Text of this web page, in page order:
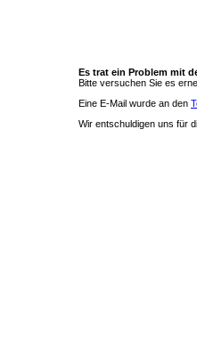
Es trat ein Problem mit
Bitte versuchen Sie es
Eine E-Mail wurde an den
Wir entschuldigen uns für